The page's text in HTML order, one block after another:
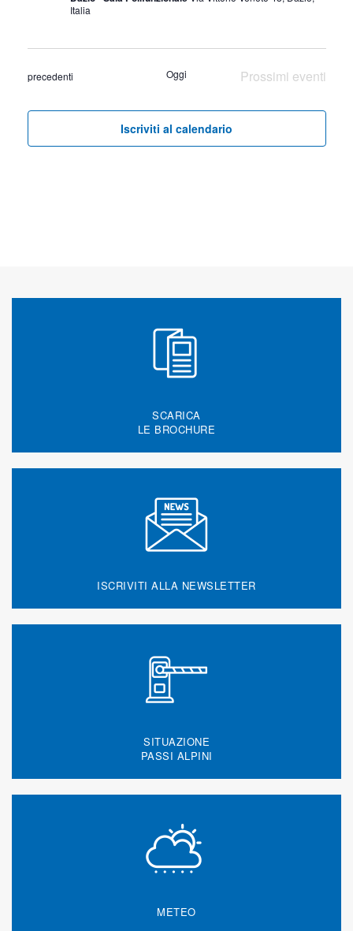
Italia
Eventi
precedenti Oggi Prossimi eventi
Iscriviti al calendario
SCARICA
LE BROCHURE
ISCRIVITI ALLA NEWSLETTER
SITUAZIONE
PASSI ALPINI
METEO